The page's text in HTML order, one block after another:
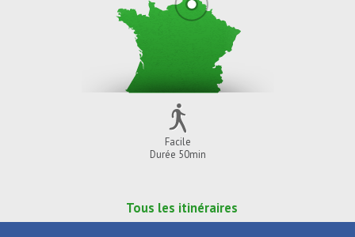
Facile
Durée 50min
Tous les itinéraires